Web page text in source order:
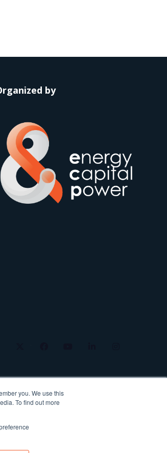
you. We use this
To find out more
by